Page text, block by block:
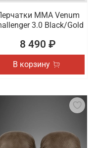
ММА Venum
3.0 Black/Gold
8 490 ₽
В корзину